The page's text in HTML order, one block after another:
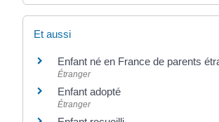
Et aussi
Enfant né en France de parents
Étranger
Enfant adopté
Étranger